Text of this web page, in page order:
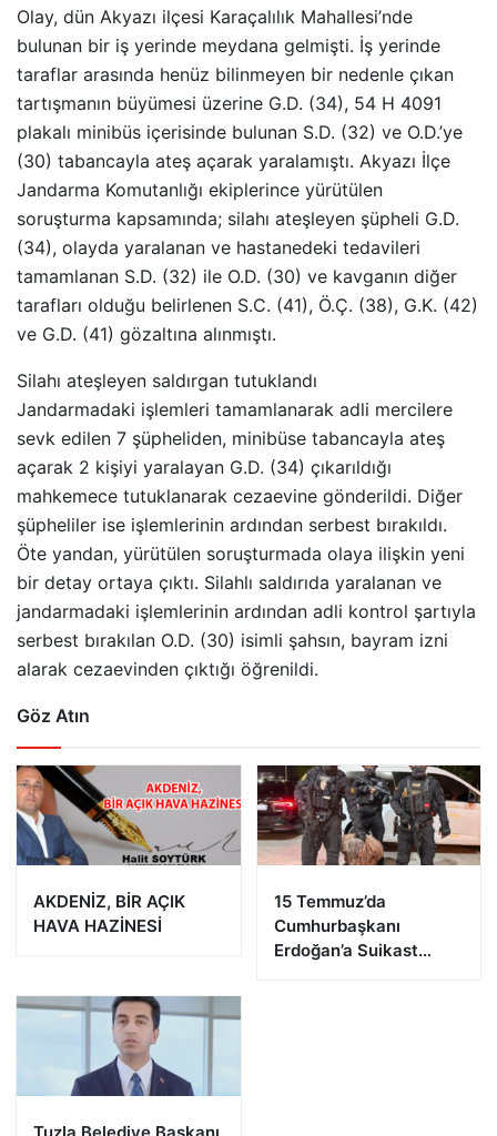
Olay, dün Akyazı ilçesi Karaçalılık Mahallesi’nde
bulunan bir iş yerinde meydana gelmişti. İş yerinde
taraflar arasında henüz bilinmeyen bir nedenle çıkan
tartışmanın büyümesi üzerine G.D. (34), 54 H 4091
plakalı minibüs içerisinde bulunan S.D. (32) ve O.D.’ye
(30) tabancayla ateş açarak yaralamıştı. Akyazı İlçe
Jandarma Komutanlığı ekiplerince yürütülen
soruşturma kapsamında; silahı ateşleyen şüpheli G.D.
(34), olayda yaralanan ve hastanedeki tedavileri
tamamlanan S.D. (32) ile O.D. (30) ve kavganın diğer
tarafları olduğu belirlenen S.C. (41), Ö.Ç. (38), G.K. (42)
ve G.D. (41) gözaltına alınmıştı.
Silahı ateşleyen saldırgan tutuklandı
Jandarmadaki işlemleri tamamlanarak adli mercilere
sevk edilen 7 şüpheliden, minibüse tabancayla ateş
açarak 2 kişiyi yaralayan G.D. (34) çıkarıldığı
mahkemece tutuklanarak cezaevine gönderildi. Diğer
şüpheliler ise işlemlerinin ardından serbest bırakıldı.
Öte yandan, yürütülen soruşturmada olaya ilişkin yeni
bir detay ortaya çıktı. Silahlı saldırıda yaralanan ve
jandarmadaki işlemlerinin ardından adli kontrol şartıyla
serbest bırakılan O.D. (30) isimli şahsın, bayram izni
alarak cezaevinden çıktığı öğrenildi.
Göz Atın
AKDENİZ, BİR AÇIK
HAVA HAZİNESİ
15 Temmuz’da
Cumhurbaşkanı
Erdoğan’a Suikast
Tuzla Belediye Başkanı